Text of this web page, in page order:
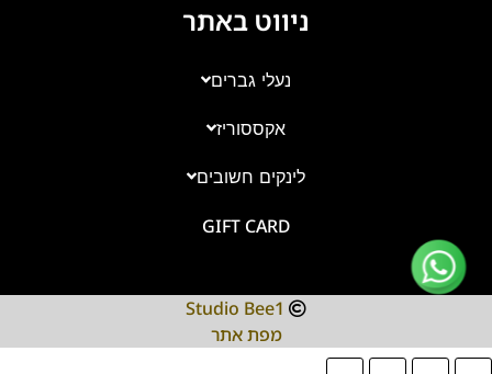
ניווט באתר
נעלי גברים
אקססוריז
לינקים חשובים
GIFT CARD
Studio Bee1
מפת אתר